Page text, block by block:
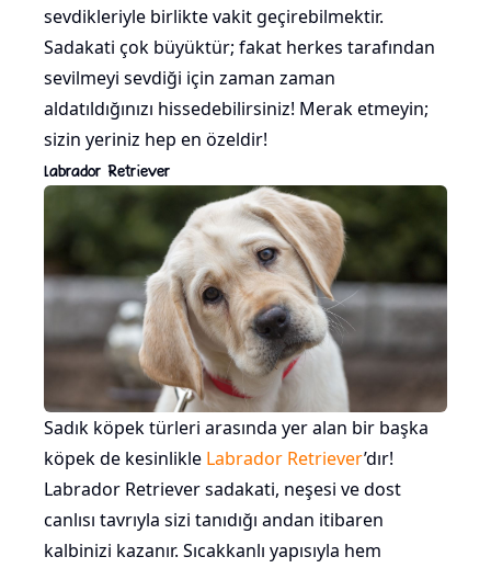
sevdikleriyle birlikte vakit geçirebilmektir.
Sadakati çok büyüktür; fakat herkes tarafından
sevilmeyi sevdiği için zaman zaman
aldatıldığınızı hissedebilirsiniz! Merak etmeyin;
sizin yeriniz hep en özeldir!
Labrador Retriever
Sadık köpek türleri arasında yer alan bir başka
köpek de kesinlikle Labrador Retriever’dır!
Labrador Retriever sadakati, neşesi ve dost
canlısı tavrıyla sizi tanıdığı andan itibaren
kalbinizi kazanır. Sıcakkanlı yapısıyla hem